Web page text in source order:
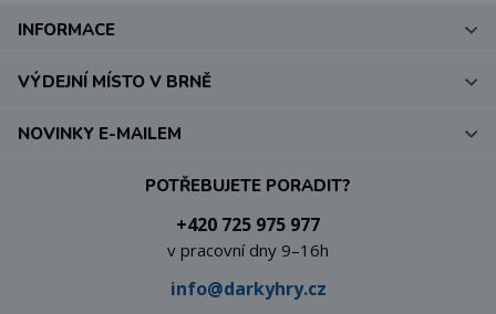
INFORMACE
VÝDEJNÍ MÍSTO V BRNĚ
POTŘEBUJETE PORADIT?
+420 725 975 977
v pracovní dny 9–16h
info@darkyhry.cz
NOVINKY E-MAILEM